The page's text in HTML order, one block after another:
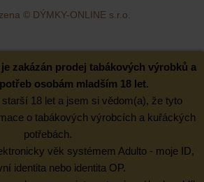
© DÝMKY-ONLINE s.r.o.
zakázán prodej tabákových výrobků a
osobám mladším 18 let.
18 let a jsem si vědom(a), že tyto
o tabákových výrobcích a kuřáckých
potřebách.
věk systémem Adulto - moje ID,
identita nebo identita OP.